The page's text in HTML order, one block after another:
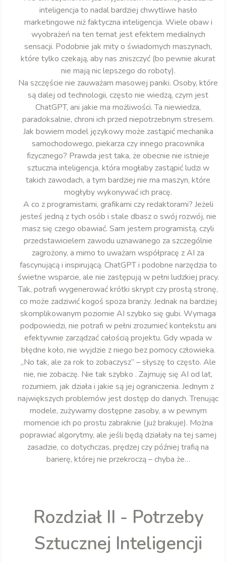
inteligencja to nadal bardziej chwytliwe hasło
marketingowe niż faktyczna inteligencja. Wiele obaw i
wyobrażeń na ten temat jest efektem medialnych
sensacji. Podobnie jak mity o świadomych maszynach,
które tylko czekają, aby nas zniszczyć (bo pewnie akurat
nie mają nic lepszego do roboty).
Na szczęście nie zauważam masowej paniki. Osoby, które
są dalej od technologii, często nie wiedzą, czym jest
ChatGPT, ani jakie ma możliwości. Ta niewiedza,
paradoksalnie, chroni ich przed niepotrzebnym stresem.
Jak bowiem model językowy może zastąpić mechanika
samochodowego, piekarza czy innego pracownika
fizycznego? Prawda jest taka, że obecnie nie istnieje
sztuczna inteligencja, która mogłaby zastąpić ludzi w
takich zawodach, a tym bardziej nie ma maszyn, które
mogłyby wykonywać ich pracę.
A co z programistami, grafikami czy redaktorami? Jeżeli
jesteś jedną z tych osób i stale dbasz o swój rozwój, nie
masz się czego obawiać. Sam jestem programistą, czyli
przedstawicielem zawodu uznawanego za szczególnie
zagrożony, a mimo to uważam współpracę z AI za
fascynującą i inspirującą. ChatGPT i podobne narzędzia to
świetne wsparcie, ale nie zastępują w pełni ludzkiej pracy.
Tak, potrafi wygenerować krótki skrypt czy prostą stronę,
co może zadziwić kogoś spoza branży. Jednak na bardziej
skomplikowanym poziomie AI szybko się gubi. Wymaga
podpowiedzi, nie potrafi w pełni zrozumieć kontekstu ani
efektywnie zarządzać całością projektu. Gdy wpada w
błędne koło, nie wyjdzie z niego bez pomocy człowieka.
„No tak, ale za rok to zobaczysz” – słyszę to często. Ale
nie, nie zobaczę. Nie tak szybko . Zajmuję się AI od lat,
rozumiem, jak działa i jakie są jej ograniczenia. Jednym z
największych problemów jest dostęp do danych. Trenując
modele, zużywamy dostępne zasoby, a w pewnym
momencie ich po prostu zabraknie (już brakuje). Można
poprawiać algorytmy, ale jeśli będą działały na tej samej
zasadzie, co dotychczas, prędzej czy później trafią na
barierę, której nie przekroczą – chyba że…
Rozdział II - Potrzeby
Sztucznej Inteligencji